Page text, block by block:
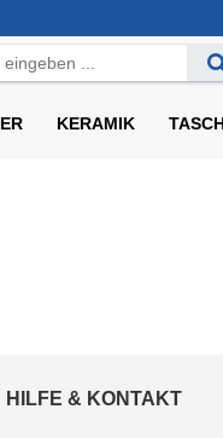
KERAMIK
HILFE & KONTAKT